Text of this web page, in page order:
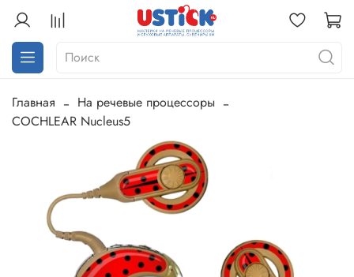
Главная
На речевые процессоры
COCHLEAR Nucleus5